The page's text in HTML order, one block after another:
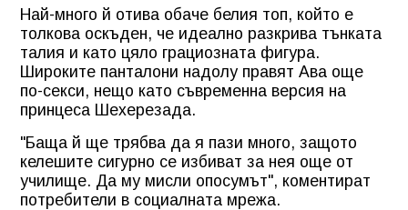
Най-много й отива обаче белия топ, който е
толкова оскъден, че идеално разкрива тънката
талия и като цяло грациозната фигура.
Широките панталони надолу правят Ава още
по-секси, нещо като съвременна версия на
принцеса Шехерезада.
"Баща й ще трябва да я пази много, защото
келешите сигурно се избиват за нея още от
училище. Да му мисли опосумът", коментират
потребители в социалната мрежа.